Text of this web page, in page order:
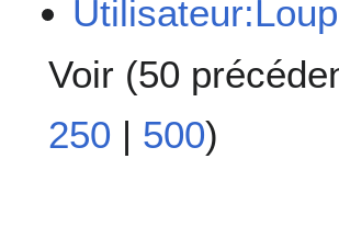
Utilisateur:Loup
Voir (50
250 | 500)